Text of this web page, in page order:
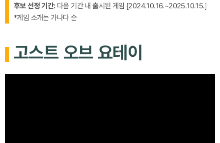
후보 선정 기간:다음 기간 내 출시된 게임 [2024.10.16.~2025.10.15.]
*게임 소개는 가나다 순
고스트 오브 요테이